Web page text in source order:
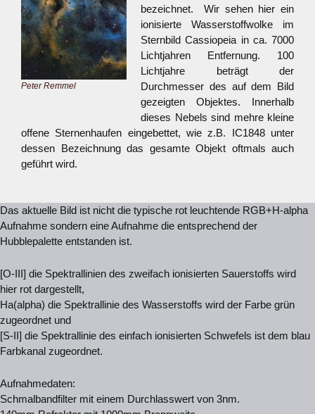
Peter Remmel
bezeichnet. Wir sehen hier ein
ionisierte Wasserstoffwolke im
Sternbild Cassiopeia in ca. 7000
Lichtjahren Entfernung. 100
Lichtjahre beträgt der
Durchmesser des auf dem Bild
gezeigten Objektes. Innerhalb
dieses Nebels sind mehre kleine
offene Sternenhaufen eingebettet, wie z.B. IC1848 unter
dessen Bezeichnung das gesamte Objekt oftmals auch
geführt wird.
Das aktuelle Bild ist nicht die typische rot leuchtende RGB+H-alpha
Aufnahme sondern eine Aufnahme die entsprechend der
Hubblepalette entstanden ist.
[O-III] die Spektrallinien des zweifach ionisierten Sauerstoffs wird
hier rot dargestellt,
Ha(alpha) die Spektrallinie des Wasserstoffs wird der Farbe grün
zugeordnet und
[S-II] die Spektrallinie des einfach ionisierten Schwefels ist dem blau
Farbkanal zugeordnet.
Aufnahmedaten:
Schmalbandfilter mit einem Durchlasswert von 3nm.